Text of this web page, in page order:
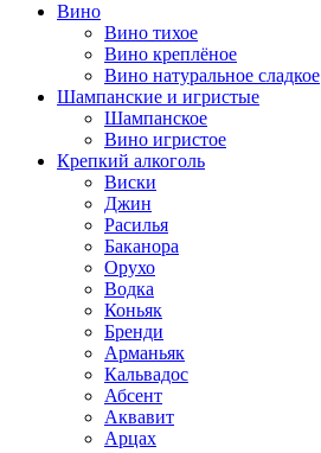
Вино
Вино тихое
Вино креплёное
Вино натуральное сладкое
Шампанские и игристые
Шампанское
Вино игристое
Крепкий алкоголь
Виски
Джин
Расилья
Баканора
Орухо
Водка
Коньяк
Бренди
Арманьяк
Кальвадос
Абсент
Аквавит
Арцах